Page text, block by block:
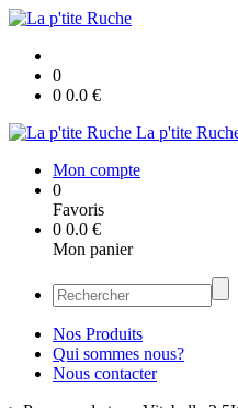
0
0 0.0 €
La p'tite
Mon compte
0
Favoris
0 0.0 €
Mon panier
Nos Produits
Qui sommes nous?
Nous contacter